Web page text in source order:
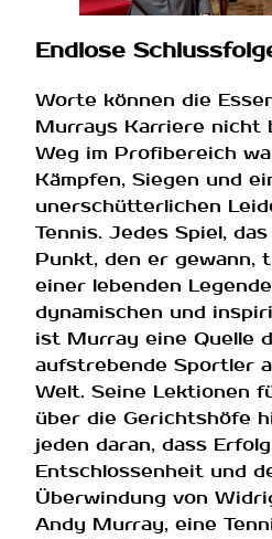
Endlose
Worte können die
Murrays Karriere nicht
Weg im Profibereich
Kämpfen, Siegen und
unerschütterlichen
Tennis. Jedes Spiel,
Punkt, den er gewann,
einer lebenden
dynamischen und
ist Murray eine Quelle
aufstrebende Sportler
Welt. Seine Lektionen
über die Gerichtshöfe
jeden daran, dass
Entschlossenheit und
Überwindung von
Andy Murray, eine